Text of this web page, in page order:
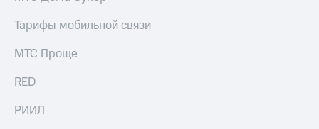
Тарифы мобильной связи
МТС Проще
RED
РИИЛ